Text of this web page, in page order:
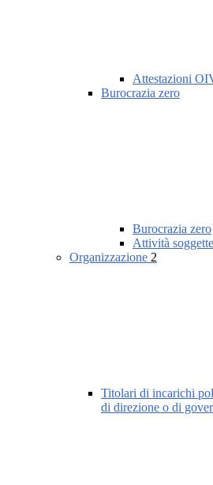
Attestazioni
Burocrazia zero
Burocrazia zero
Attività
Organizzazione 2
Titolari di incarichi
di direzione o di